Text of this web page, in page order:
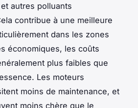
autres polluants
contribue à une meilleure
dans les zones
économiques, les coûts
plus faibles que
Les moteurs
moins de maintenance, et
moins chère que le